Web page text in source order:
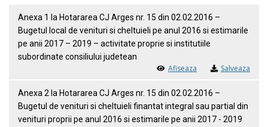
Anexa 1 la Hotararea CJ Arges nr. 15 din 02.02.2016 –
Bugetul local de venituri si cheltuieli pe anul 2016 si estimarile
pe anii 2017 – 2019 – activitate proprie si institutiile
subordinate consiliului judetean
Afiseaza Salveaza
Anexa 2 la Hotararea CJ Arges nr. 15 din 02.02.2016 –
Bugetul de venituri si cheltuieli finantat integral sau partial din
venituri proprii pe anul 2016 si estimarile pe anii 2017 - 2019